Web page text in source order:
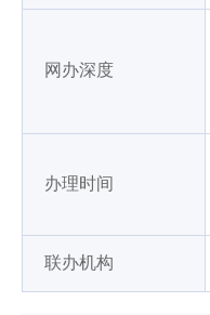
网办深度
办理时间
联办机构